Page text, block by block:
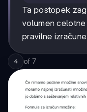
Ta postopek
volumen
pravilne
4 of 7